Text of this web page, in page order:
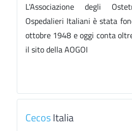
L'Associazione degli
Ospedalieri Italiani è stata
ottobre 1948 e oggi conta
il sito della AOGOI
CecosItalia